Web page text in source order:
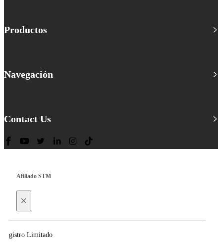
Productos
Navegación
Contact Us
Afiliado STM
×
Registro Limitado